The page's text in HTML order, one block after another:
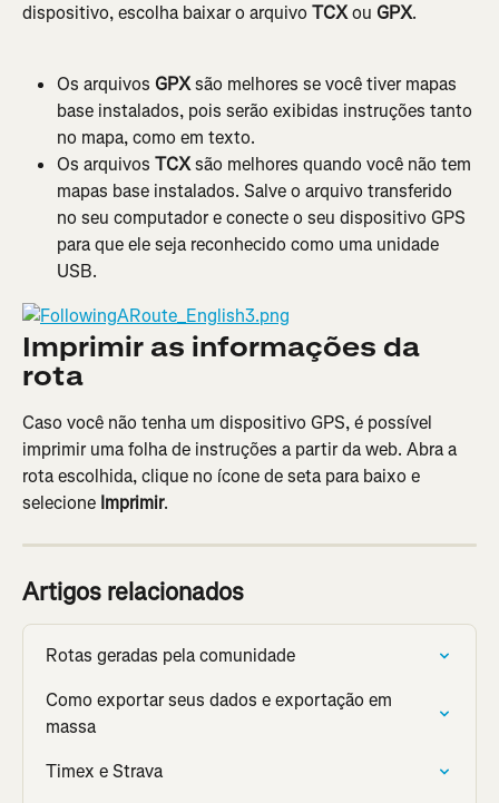
dispositivo, escolha baixar o arquivo TCX ou GPX.
Os arquivos GPX são melhores se você tiver mapas
base instalados, pois serão exibidas instruções tanto
no mapa, como em texto.
Os arquivos TCX são melhores quando você não tem
mapas base instalados. Salve o arquivo transferido
no seu computador e conecte o seu dispositivo GPS
para que ele seja reconhecido como uma unidade
USB.
Imprimir as informações da
rota
Caso você não tenha um dispositivo GPS, é possível
imprimir uma folha de instruções a partir da web. Abra a
rota escolhida, clique no ícone de seta para baixo e
selecione Imprimir.
Artigos relacionados
Rotas geradas pela comunidade
Como exportar seus dados e exportação em
massa
Timex e Strava